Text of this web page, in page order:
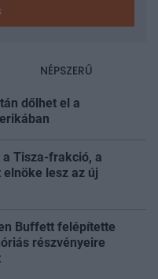
NÉPSZERŰ
dőlhet el a
Tisza-frakció, a
lesz az új
Buffett felépítette
részvényeire